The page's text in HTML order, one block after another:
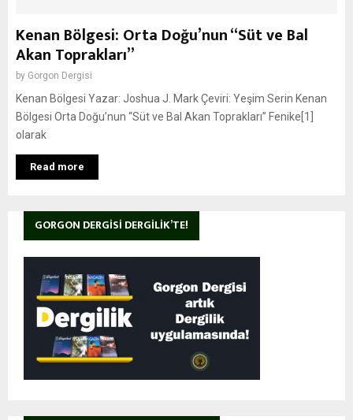
Kenan Bölgesi: Orta Doğu’nun “Süt ve Bal
Akan Toprakları”
by Gorgon Dergisi
Kenan Bölgesi Yazar: Joshua J. Mark Çeviri: Yeşim Serin Kenan
Bölgesi Orta Doğu’nun “Süt ve Bal Akan Toprakları” Fenike[1]
olarak
Read more
GORGON DERGISI DERGILIK’TE!